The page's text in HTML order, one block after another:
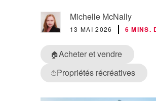
Michelle McNally
13 MAI 2026 6 MINS.
🏠Acheter et vendre
⛵Propriétés récréatives